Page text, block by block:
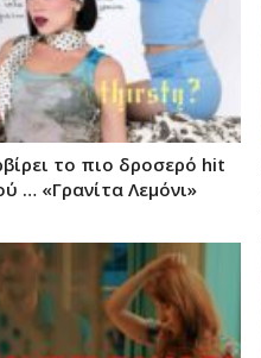
το πιο δροσερό hit
… «Γρανίτα Λεμόνι»